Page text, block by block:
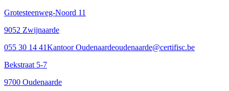
Grotesteenweg-Noord 11
9052 Zwijnaarde
055 30 14 41Kantoor Oudenaardeoudenaarde@certifisc.be
Bekstraat 5-7
9700 Oudenaarde